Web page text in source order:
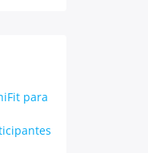
para